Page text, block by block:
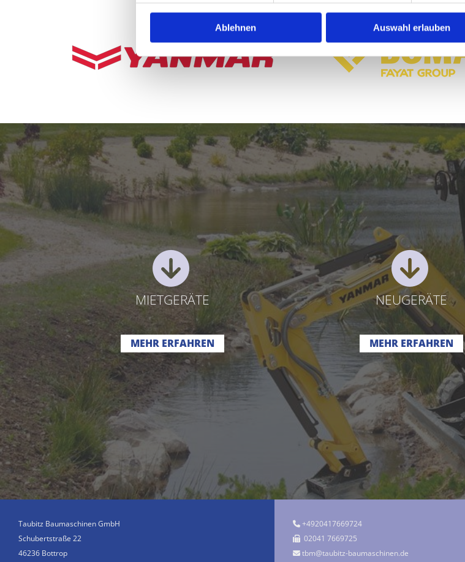
Ablehnen Auswahl erlauben

MIETGERÄTE
MEHR ERFAHREN

NEUGERÄTE
MEHR ERFAHREN
Taubitz Baumaschinen GmbH
Schubertstraße 22
46236 Bottrop
 +4920417669724
02041 7669725
 tbm@taubitz-baumaschinen.de